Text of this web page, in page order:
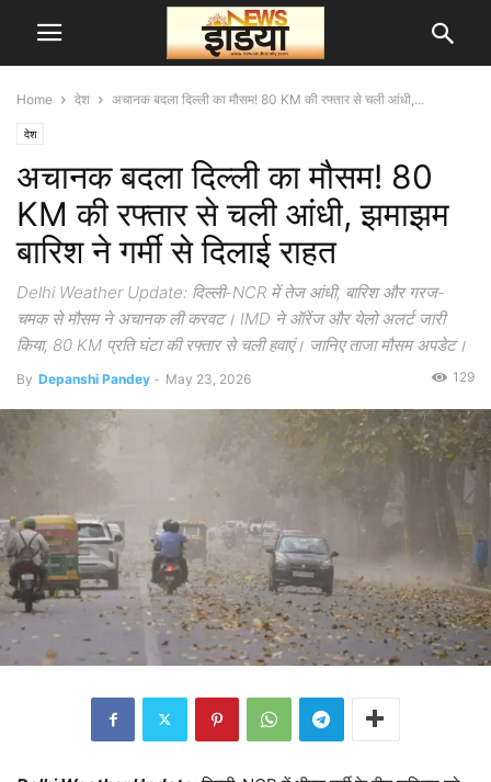
Home देश अचानक बदला दिल्ली का मौसम! 80 KM की रफ्तार से चली आंधी,...
देश
अचानक बदला दिल्ली का मौसम! 80
KM की रफ्तार से चली आंधी, झमाझम
बारिश ने गर्मी से दिलाई राहत
Delhi Weather Update: दिल्ली-NCR में तेज आंधी, बारिश और गरज-
चमक से मौसम ने अचानक ली करवट। IMD ने ऑरेंज और येलो अलर्ट जारी
किया, 80 KM प्रति घंटा की रफ्तार से चली हवाएं। जानिए ताजा मौसम अपडेट।
By Depanshi Pandey - May 23, 2026 129